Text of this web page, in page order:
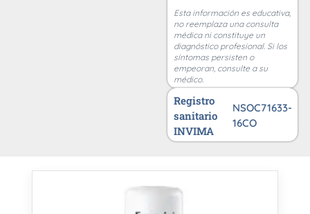
Esta información es educativa,
no reemplaza una consulta
médica ni constituye un
diagnóstico profesional. Si los
síntomas persisten o
empeoran, consulte a su
médico.
Registro
sanitario
INVIMA
NSOC71633-
16CO